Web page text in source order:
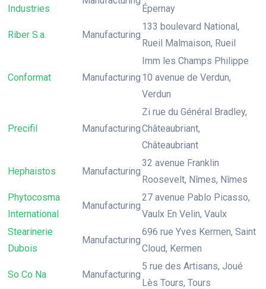
Industries Épernay
Riber S.a. Manufacturing
133 boulevard National,
Rueil Malmaison, Rueil
Conformat Manufacturing
Imm les Champs Philippe
10 avenue de Verdun,
Verdun
Precifil Manufacturing
Zi rue du Général Bradley,
Châteaubriant,
Châteaubriant
Hephaistos Manufacturing
32 avenue Franklin
Roosevelt, Nîmes, Nîmes
Phytocosma
International
Manufacturing
27 avenue Pablo Picasso,
Vaulx En Velin, Vaulx
Stearinerie
Dubois
Manufacturing
696 rue Yves Kermen, Saint
Cloud, Kermen
So Co Na Manufacturing
5 rue des Artisans, Joué
Lès Tours, Tours